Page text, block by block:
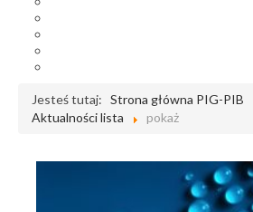
Jesteś tutaj: Strona główna PIG-PIB
Aktualności lista
pokaż